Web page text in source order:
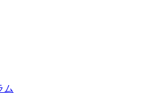
ム